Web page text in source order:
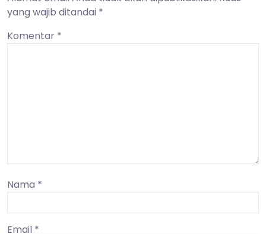
yang wajib ditandai *
Komentar *
Nama *
Email *